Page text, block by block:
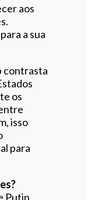
aos
a sua
contrasta
os
isso
para
Putin